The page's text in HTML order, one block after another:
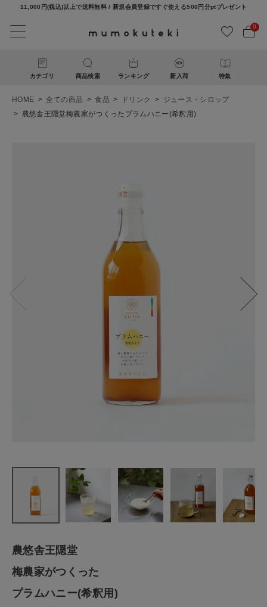
11,000円(税込)以上で送料無料 / 新規会員登録ですぐ使える500円分ptプレゼント
0
カテゴリ 商品検索 ランキング 新入荷 特集
新規会員登録
CATEGORY
ファッション雑貨
HOME 全ての商品 食品 ドリンク
ジュース・シロップ
農悠舎王隠堂梅農家がつくったプラムハニー(希釈用)
農悠舎王隠堂
梅農家がつくった
プラムハニー(希釈用)